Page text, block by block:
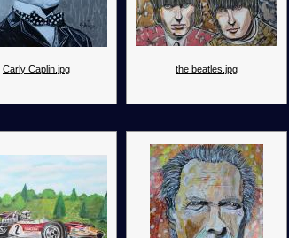
Carly Caplin.jpg the beatles.jpg